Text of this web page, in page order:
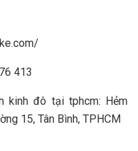
413
kinh đô tại tphcm: Hẻm
15, Tân Bình, TPHCM